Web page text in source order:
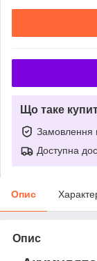
Що таке
Замовлення
Доступна
Опис
Опис